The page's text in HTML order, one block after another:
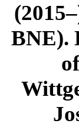
BNE).